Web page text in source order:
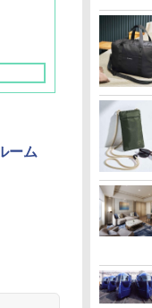
ーム